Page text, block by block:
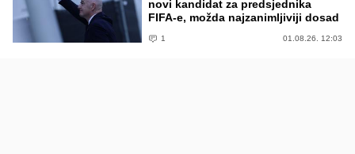
novi kandidat za predsjednika
FIFA-e, možda najzanimljiviji dosad
1 01.08.26. 12:03